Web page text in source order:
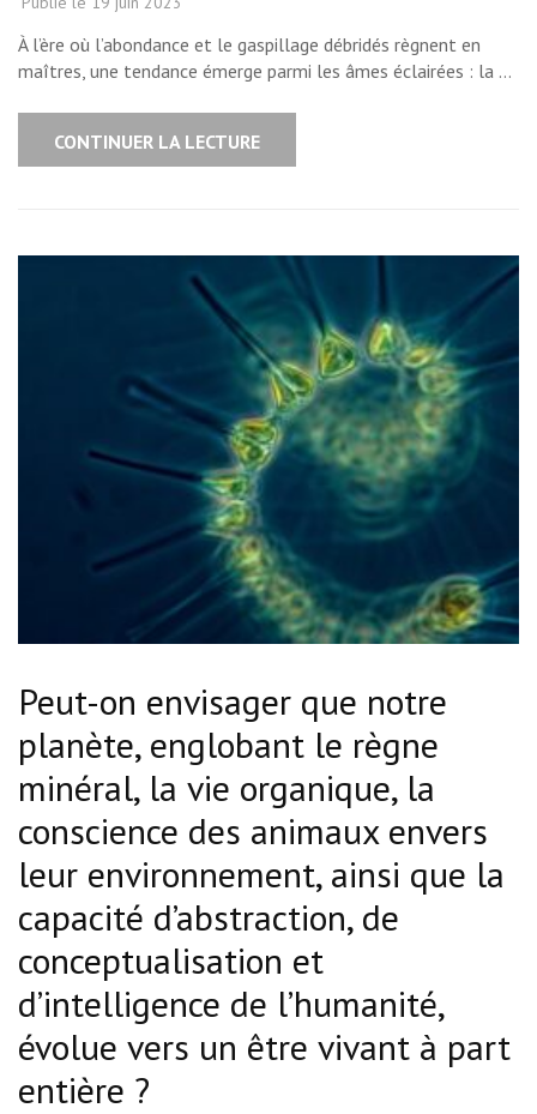
À l’ère où l’abondance et le gaspillage débridés règnent en
maîtres, une tendance émerge parmi les âmes éclairées : la …
CONTINUER LA LECTURE
Peut-on envisager que notre
planète, englobant le règne
minéral, la vie organique, la
conscience des animaux envers
leur environnement, ainsi que la
capacité d’abstraction, de
conceptualisation et
d’intelligence de l’humanité,
évolue vers un être vivant à part
entière ?